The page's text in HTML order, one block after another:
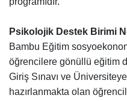
Psikolojik Destek Birimi
Bambu Eğitim
öğrencilere gönüllü eğitim
Giriş Sınavı ve
hazırlanmakta olan